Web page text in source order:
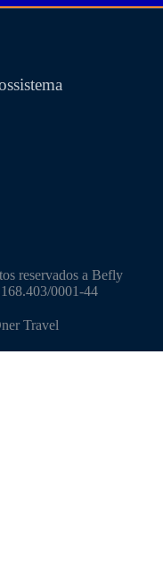
reservados a Befly
0001-44
Travel